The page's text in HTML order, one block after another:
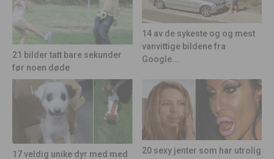
21 bilder tatt bare sekunder
før noen døde
14 av de sykeste og og mest
vanvittige bildene fra
Google...
17 veldig unike dyr med med
20 sexy jenter som har utrolig